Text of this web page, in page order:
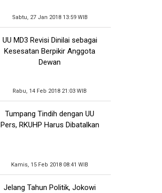
Sabtu, 27 Jan 2018 13:59 WIB
UU MD3 Revisi Dinilai sebagai
Kesesatan Berpikir Anggota
Dewan
Rabu, 14 Feb 2018 21:03 WIB
Tumpang Tindih dengan UU
Pers, RKUHP Harus Dibatalkan
Kamis, 15 Feb 2018 08:41 WIB
Jelang Tahun Politik, Jokowi